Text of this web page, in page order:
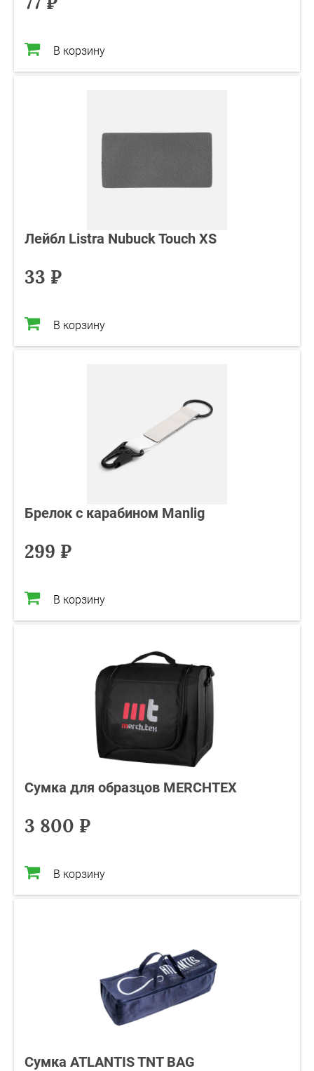
В корзину
Лейбл Listra Nubuck Touch XS
33 ₽
В корзину
Брелок с карабином Manlig
299 ₽
В корзину
Сумка для образцов MERCHTEX
3 800 ₽
В корзину
Сумка ATLANTIS TNT BAG